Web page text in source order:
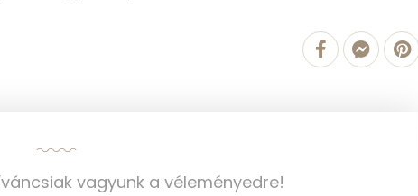
61 mg
vagyunk a véleményedre!